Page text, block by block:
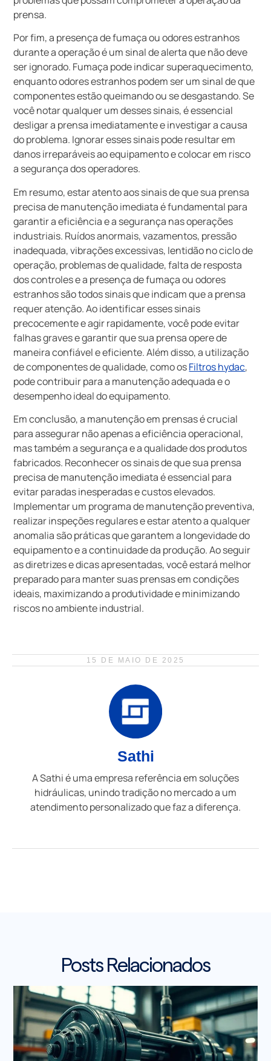
prensa.
Por fim, a presença de fumaça ou odores estranhos
durante a operação é um sinal de alerta que não deve
ser ignorado. Fumaça pode indicar superaquecimento,
enquanto odores estranhos podem ser um sinal de que
componentes estão queimando ou se desgastando. Se
você notar qualquer um desses sinais, é essencial
desligar a prensa imediatamente e investigar a causa
do problema. Ignorar esses sinais pode resultar em
danos irreparáveis ao equipamento e colocar em risco
a segurança dos operadores.
Em resumo, estar atento aos sinais de que sua prensa
precisa de manutenção imediata é fundamental para
garantir a eficiência e a segurança nas operações
industriais. Ruídos anormais, vazamentos, pressão
inadequada, vibrações excessivas, lentidão no ciclo de
operação, problemas de qualidade, falta de resposta
dos controles e a presença de fumaça ou odores
estranhos são todos sinais que indicam que a prensa
requer atenção. Ao identificar esses sinais
precocemente e agir rapidamente, você pode evitar
falhas graves e garantir que sua prensa opere de
maneira confiável e eficiente. Além disso, a utilização
de componentes de qualidade, como osFiltros hydac,
pode contribuir para a manutenção adequada e o
desempenho ideal do equipamento.
Em conclusão, a manutenção em prensas é crucial
para assegurar não apenas a eficiência operacional,
mas também a segurança e a qualidade dos produtos
fabricados. Reconhecer os sinais de que sua prensa
precisa de manutenção imediata é essencial para
evitar paradas inesperadas e custos elevados.
Implementar um programa de manutenção preventiva,
realizar inspeções regulares e estar atento a qualquer
anomalia são práticas que garantem a longevidade do
equipamento e a continuidade da produção. Ao seguir
as diretrizes e dicas apresentadas, você estará melhor
preparado para manter suas prensas em condições
ideais, maximizando a produtividade e minimizando
riscos no ambiente industrial.
15 DE MAIO DE 2025
Sathi
A Sathi é uma empresa referência em soluções
hidráulicas, unindo tradição no mercado a um
atendimento personalizado que faz a diferença.
Posts Relacionados